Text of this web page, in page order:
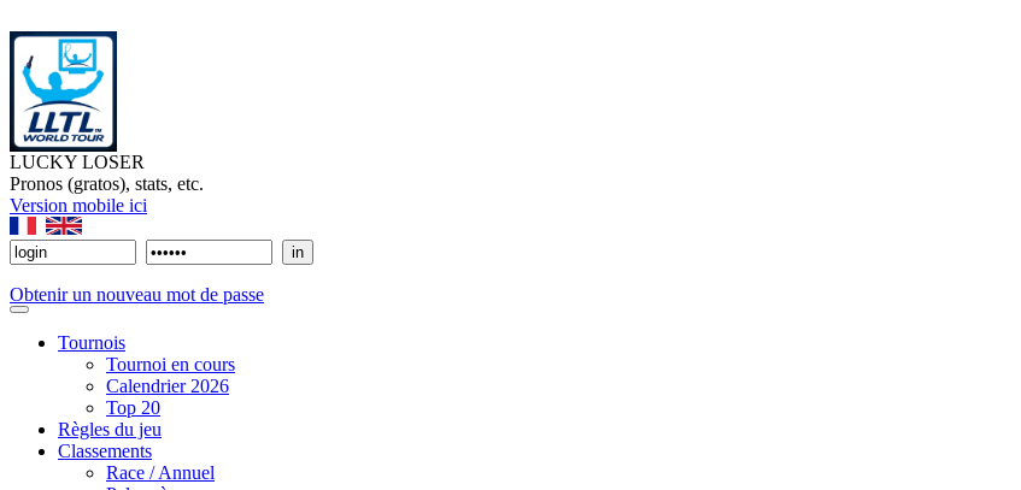
LUCKY LOSER
Pronos (gratos), stats, etc.
Version mobile ici
Obtenir un nouveau mot de passe
Tournois
Tournoi en cours
Calendrier 2026
Top 20
Règles du jeu
Classements
Race / Annuel